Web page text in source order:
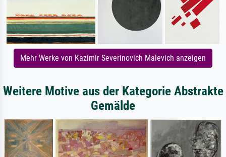
Mehr Werke von Kazimir Severinovich Malevich anzeigen
Weitere Motive aus der Kategorie Abstrakte
Gemälde